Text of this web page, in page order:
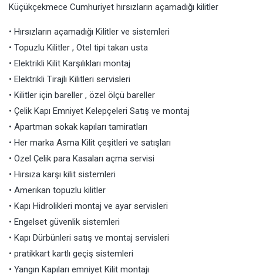
Küçükçekmece Cumhuriyet hırsızların açamadığı kilitler
• Hırsızların açamadığı Kilitler ve sistemleri
• Topuzlu Kilitler , Otel tipi takan usta
• Elektrikli Kilit Karşılıkları montaj
• Elektrikli Tirajlı Kilitleri servisleri
• Kilitler için bareller , özel ölçü bareller
• Çelik Kapı Emniyet Kelepçeleri Satış ve montaj
• Apartman sokak kapıları tamiratları
• Her marka Asma Kilit çeşitleri ve satışları
• Özel Çelik para Kasaları açma servisi
• Hırsıza karşı kilit sistemleri
• Amerikan topuzlu kilitler
• Kapı Hidrolikleri montaj ve ayar servisleri
• Engelset güvenlik sistemleri
• Kapı Dürbünleri satış ve montaj servisleri
• pratikkart kartlı geçiş sistemleri
• Yangın Kapıları emniyet Kilit montajı